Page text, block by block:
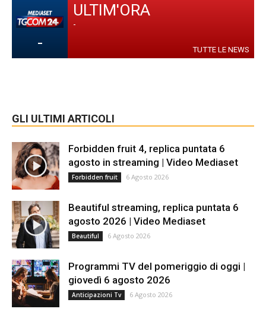
-
ULTIM'ORA
-
TUTTE LE NEWS
GLI ULTIMI ARTICOLI
Forbidden fruit 4, replica puntata 6
agosto in streaming | Video Mediaset
Forbidden fruit 6 Agosto 2026
Beautiful streaming, replica puntata 6
agosto 2026 | Video Mediaset
Beautiful 6 Agosto 2026
Programmi TV del pomeriggio di oggi |
giovedì 6 agosto 2026
Anticipazioni Tv 6 Agosto 2026